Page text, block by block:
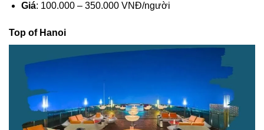
Giá: 100.000 – 350.000 VNĐ/người
Top of Hanoi